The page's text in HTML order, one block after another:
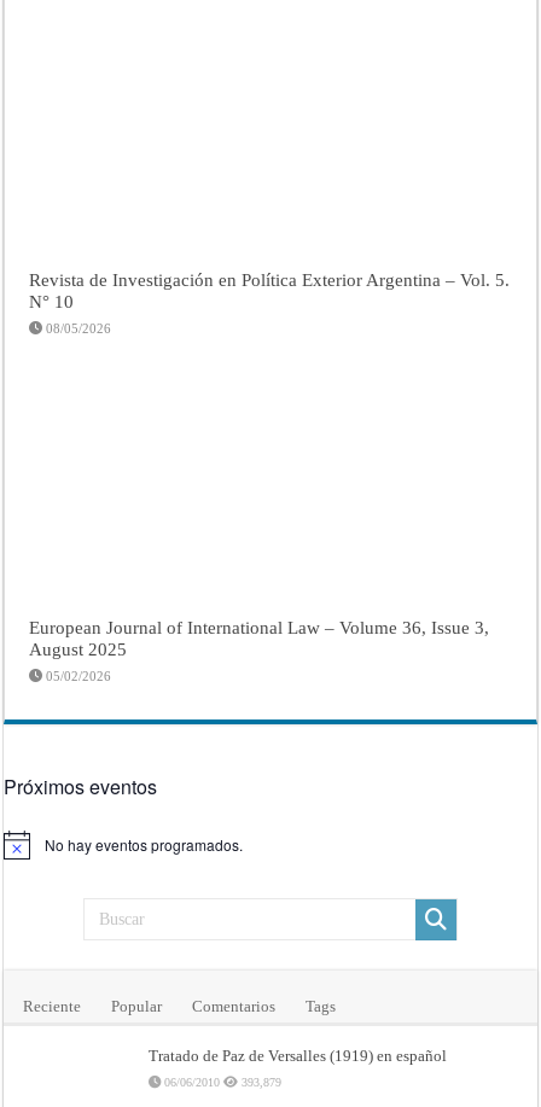
Revista de Investigación en Política Exterior Argentina – Vol. 5.
N° 10
08/05/2026
European Journal of International Law – Volume 36, Issue 3,
August 2025
05/02/2026
Próximos eventos
Aviso No hay eventos programados.
Reciente Popular Comentarios Tags
Tratado de Paz de Versalles (1919) en español
06/06/2010 393,879